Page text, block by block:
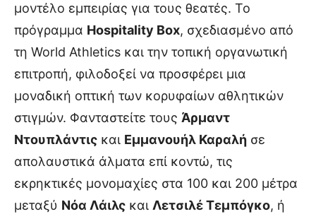
μοντέλο εμπειρίας για τους θεατές. Το
πρόγραμμα Hospitality Box, σχεδιασμένο από
τη World Athletics και την τοπική οργανωτική
επιτροπή, φιλοδοξεί να προσφέρει μια
μοναδική οπτική των κορυφαίων αθλητικών
στιγμών. Φανταστείτε τους Άρμαντ
Ντουπλάντις και Εμμανουήλ Καραλή σε
απολαυστικά άλματα επί κοντώ, τις
εκρηκτικές μονομαχίες στα 100 και 200 μέτρα
μεταξύ Νόα Λάιλς και Λετσιλέ Τεμπόγκο, ή